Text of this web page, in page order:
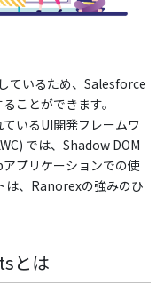
ているため、Salesforce
ことができます。
いるUI開発フレームワ
では、Shadow DOM
プリケーションでの使
は、Ranorexの強みのひ
とは